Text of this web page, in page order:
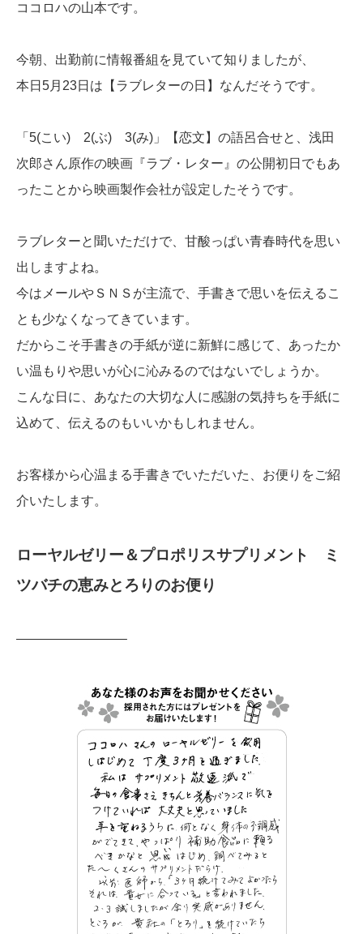
ココロハの山本です。
今朝、出勤前に情報番組を見ていて知りましたが、
本日5月23日は【ラブレターの日】なんだそうです。
「5(こい) 2(ぶ) 3(み)」【恋文】の語呂合せと、浅田
次郎さん原作の映画『ラブ・レター』の公開初日でもあ
ったことから映画製作会社が設定したそうです。
ラブレターと聞いただけで、甘酸っぱい青春時代を思い
出しますよね。
今はメールやＳＮＳが主流で、手書きで思いを伝えるこ
とも少なくなってきています。
だからこそ手書きの手紙が逆に新鮮に感じて、あったか
い温もりや思いが心に沁みるのではないでしょうか。
こんな日に、あなたの大切な人に感謝の気持ちを手紙に
込めて、伝えるのもいいかもしれません。
お客様から心温まる手書きでいただいた、お便りをご紹
介いたします。
ローヤルゼリー＆プロポリスサプリメント ミ
ツバチの恵みとろりのお便り
————————–